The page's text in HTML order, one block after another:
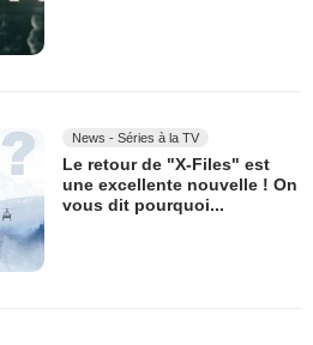
News - Séries à la TV
Le retour de "X-Files" est
une excellente nouvelle ! On
vous dit pourquoi...